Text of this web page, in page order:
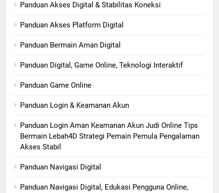
Panduan Akses Digital & Stabilitas Koneksi
Panduan Akses Platform Digital
Panduan Bermain Aman Digital
Panduan Digital, Game Online, Teknologi Interaktif
Panduan Game Online
Panduan Login & Keamanan Akun
Panduan Login Aman Keamanan Akun Judi Online Tips
Bermain Lebah4D Strategi Pemain Pemula Pengalaman
Akses Stabil
Panduan Navigasi Digital
Panduan Navigasi Digital, Edukasi Pengguna Online,